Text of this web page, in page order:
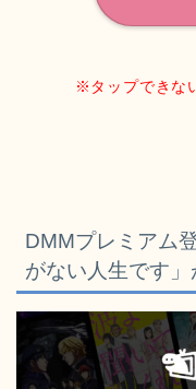
※タップできな
DMMプレミアム
がない人生です